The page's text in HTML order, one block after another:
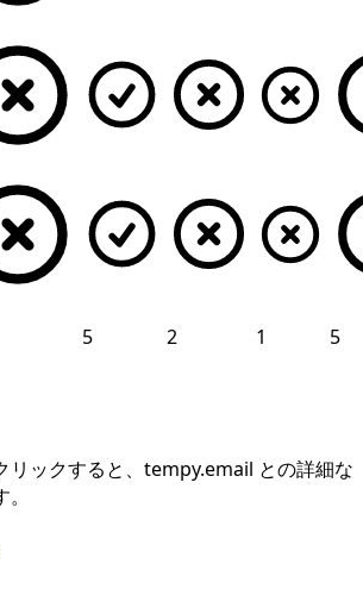
5 2 1 5
リックすると、tempy.email との詳細な